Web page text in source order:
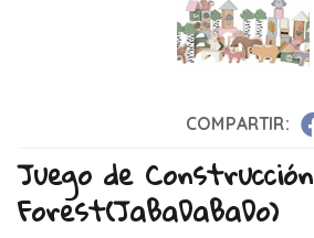
COMPARTIR:
Juego de Construcción
Forest(JaBaDaBaDo)